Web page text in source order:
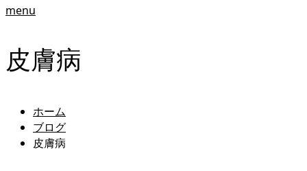
menu
皮膚病
ホーム
ブログ
皮膚病